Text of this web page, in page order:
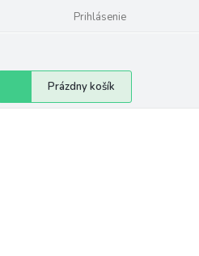
otázky a odpovede
Prihlásenie
Nákupný
košík
Prázdny košík